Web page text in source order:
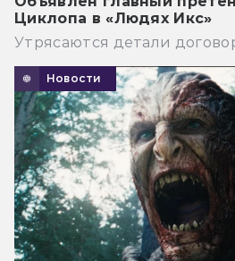
Циклопа в «Людях Икс»
Утрясаются детали
Новости